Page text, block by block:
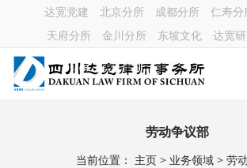
达宽党建 北京分所 成都分所 仁寿分
天府分所
金川分所 东坡文化 达宽
劳动争议部
当前位置： 主页> 业务领域> 劳